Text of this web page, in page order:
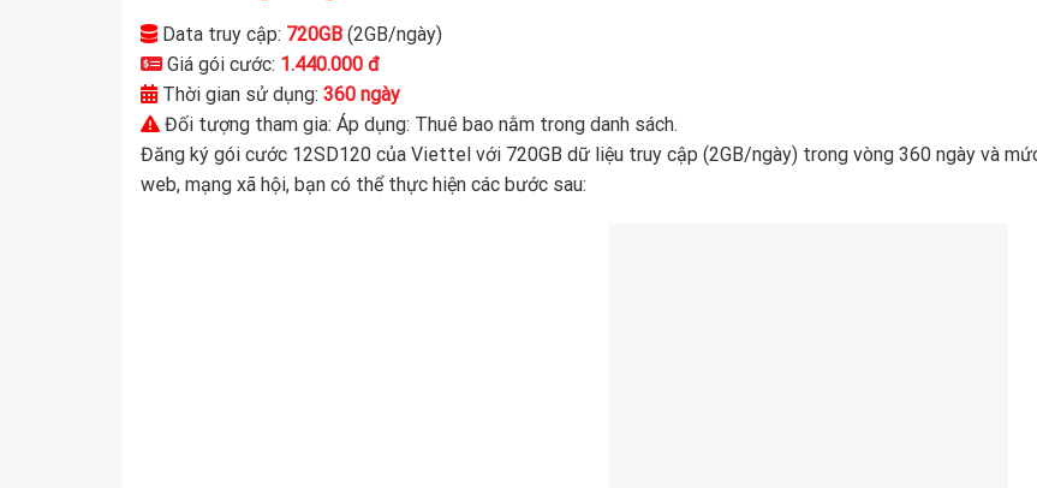
Data truy cập: 720GB (2GB/ngày)
Giá gói cước: 1.440.000 đ
Thời gian sử dụng: 360 ngày
Đối tượng tham gia: Áp dụng: Thuê bao nằm trong danh sách.
Đăng ký gói cước 12SD120 của Viettel với 720GB dữ liệu truy cập (2GB/ngày) trong vòng 360 ngày và
web, mạng xã hội, bạn có thể thực hiện các bước sau: